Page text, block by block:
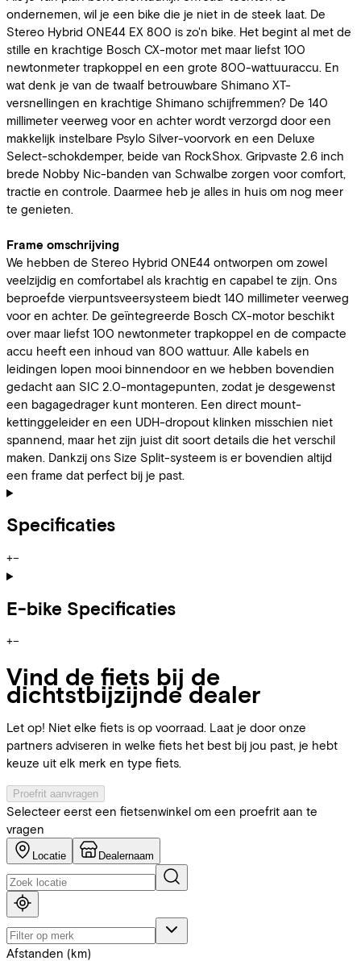
ondernemen, wil je een bike die je niet in de steek laat. De
Stereo Hybrid ONE44 EX 800 is zo'n bike. Het begint al met de
stille en krachtige Bosch CX-motor met maar liefst 100
newtonmeter trapkoppel en een grote 800-wattuuraccu. En
wat denk je van de twaalf betrouwbare Shimano XT-
versnellingen en krachtige Shimano schijfremmen? De 140
millimeter veerweg voor en achter wordt verzorgd door een
makkelijk instelbare Psylo Silver-voorvork en een Deluxe
Select-schokdemper, beide van RockShox. Gripvaste 2.6 inch
brede Nobby Nic-banden van Schwalbe zorgen voor comfort,
tractie en controle. Daarmee heb je alles in huis om nog meer
te genieten.
Frame omschrijving
We hebben de Stereo Hybrid ONE44 ontworpen om zowel
veelzijdig en comfortabel als krachtig en capabel te zijn. Ons
beproefde vierpuntsveersysteem biedt 140 millimeter veerweg
voor en achter. De geïntegreerde Bosch CX-motor beschikt
over maar liefst 100 newtonmeter trapkoppel en de compacte
accu heeft een inhoud van 800 wattuur. Alle kabels en
leidingen lopen mooi binnendoor en we hebben bovendien
gedacht aan SIC 2.0-montagepunten, zodat je desgewenst
een bagagedrager kunt monteren. Een direct mount-
kettinggeleider en een UDH-dropout klinken misschien niet
spannend, maar het zijn juist dit soort details die het verschil
maken. Dankzij ons Size Split-systeem is er bovendien altijd
een frame dat perfect bij je past.
Specificaties
+−
E-bike Specificaties
+−
Vind de fiets bij de
dichtstbijzijnde dealer
Let op! Niet elke fiets is op voorraad. Laat je door onze
partners adviseren in welke fiets het best bij jou past, je hebt
keuze uit elk merk en type fiets.
Proefrit aanvragen
Selecteer eerst een fietsenwinkel om een proefrit aan te
vragen
Locatie Dealernaam
Afstanden (km)